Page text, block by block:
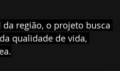
região, o projeto busca
qualidade de vida,